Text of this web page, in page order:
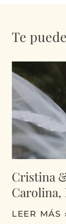
Te
Cristina
Carolina,
LEER MÁS